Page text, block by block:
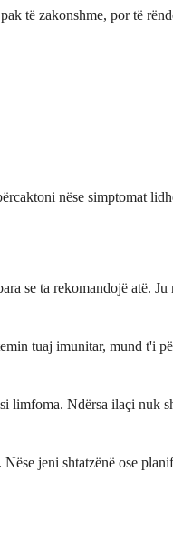
të zakonshme, por të
nëse simptomat
se ta rekomandojë atë.
tuaj imunitar, mund t'i
limfoma. Ndërsa ilaçi nuk
jeni shtatzënë ose